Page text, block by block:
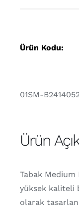
Ürün Kodu:
01SM-
Ürün
Tabak
yüksek kaliteli
olarak